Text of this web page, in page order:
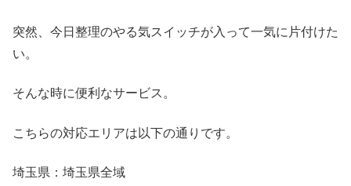
突然、今日整理のやる気スイッチが入って一気に片付けた
い。
そんな時に便利なサービス。
こちらの対応エリアは以下の通りです。
埼玉県：埼玉県全域